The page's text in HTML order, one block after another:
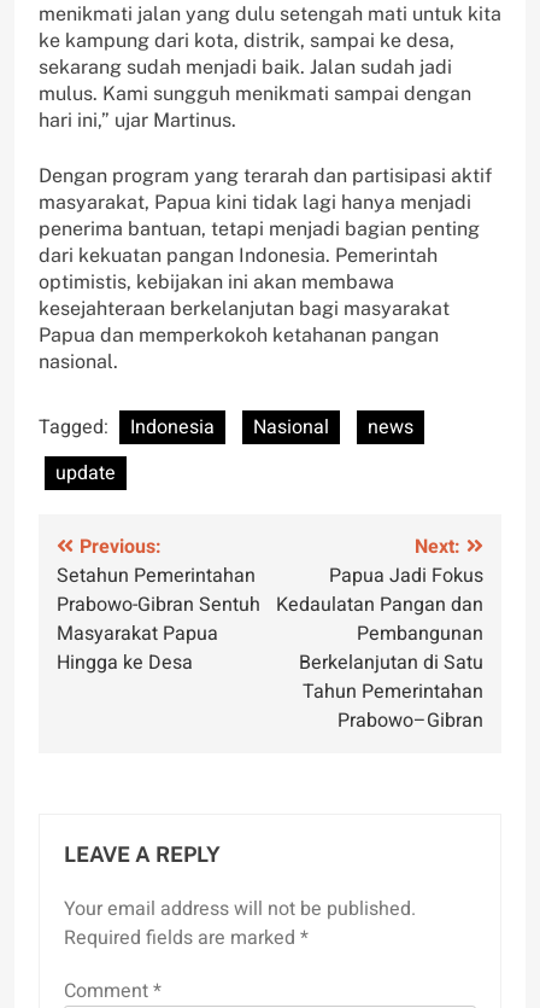
menikmati jalan yang dulu setengah mati untuk kita
ke kampung dari kota, distrik, sampai ke desa,
sekarang sudah menjadi baik. Jalan sudah jadi
mulus. Kami sungguh menikmati sampai dengan
hari ini,” ujar Martinus.
Dengan program yang terarah dan partisipasi aktif
masyarakat, Papua kini tidak lagi hanya menjadi
penerima bantuan, tetapi menjadi bagian penting
dari kekuatan pangan Indonesia. Pemerintah
optimistis, kebijakan ini akan membawa
kesejahteraan berkelanjutan bagi masyarakat
Papua dan memperkokoh ketahanan pangan
nasional.
Tagged: Indonesia Nasional
news
update
Post
navigation
Previous:
Setahun Pemerintahan
Prabowo-Gibran Sentuh
Masyarakat Papua
Hingga ke Desa
Next:
Papua Jadi Fokus
Kedaulatan Pangan dan
Pembangunan
Berkelanjutan di Satu
Tahun Pemerintahan
Prabowo–Gibran
LEAVE A REPLY
Your email address will not be published.
Required fields are marked *
Comment*